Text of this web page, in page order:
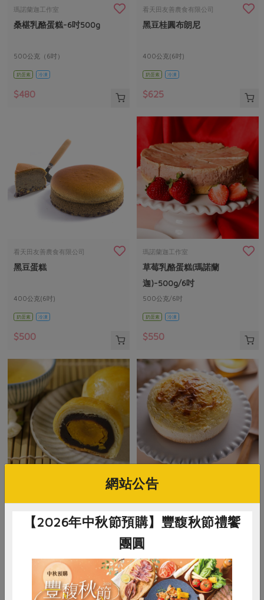
瑪諾蘭迦工作室
桑椹乳酪蛋糕-6吋500g
500公克（6吋）
奶蛋素 冷凍
$480
看天田友善農食有限公司
黑豆桂圓布朗尼
400公克(6吋)
奶蛋素 冷凍
$625
看天田友善農食有限公司
黑豆蛋糕
400公克(6吋)
奶蛋素 冷凍
$500
瑪諾蘭迦工作室
草莓乳酪蛋糕(瑪諾蘭
迦)-500g/6吋
500公克/6吋
奶蛋素 冷凍
$550
常溫 預購
超品企業股份有限公司
520公克/6吋
奶蛋素 冷凍 預購
$380
網站公告
【2026年中秋節預購】豐馥秋節禮饗
團圓